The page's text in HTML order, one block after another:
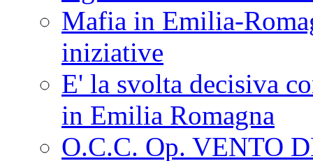
Mafia in Emilia-
iniziative
E' la svolta decisiva
in Emilia Romagna
O.C.C. Op. VENTO